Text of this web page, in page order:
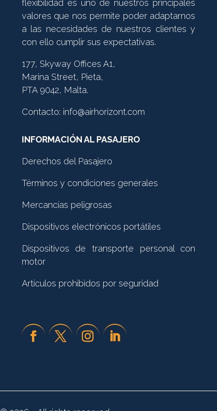
flexibilidad es uno de nuestros principales
valores que nos permite poder adaptarnos
a las necesidades de nuestros clientes y
con ello cumplir sus expectativas.
177, Skyway Offices A1,
Marina Street, Pieta,
PTA 9042, Malta.
Contacto: info@airhorizont.com
INFORMACIÓN AL PASAJERO
Derechos del Pasajero
Términos y condiciones generales
Mercancías peligrosas
Dispositivos electrónicos portátiles
Dispositivos de transporte personal con
motor
Artículos prohibidos por seguridad